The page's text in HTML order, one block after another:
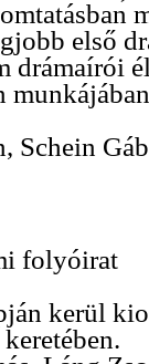
első
Schein
folyóirat
kerül